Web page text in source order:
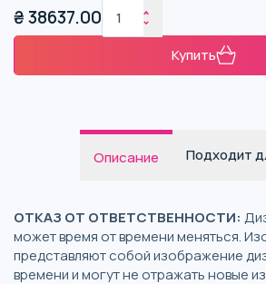
₴38637.00
Купить
Описание Подходит
ОТКАЗ ОТ ОТВЕТСТВЕННОСТИ:
может время от времени меняться.
представляют собой изображение
времени и могут не отражать новые